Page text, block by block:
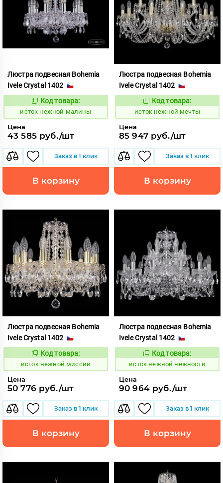
Люстра подвесная Bohemia
Ivele Crystal 1402
Код:
586171
Код товара:
исток нежной малины
Цена
43 585 руб./шт
Заказ в 1 клик
В корзину
Люстра подвесная Bohemia
Ivele Crystal 1402
Код:
586176
Код товара:
исток нежной мечты
Цена
85 947 руб./шт
Заказ в 1 клик
В корзину
Люстра подвесная Bohemia
Ivele Crystal 1402
Код:
586177
Код товара:
исток нежной миссии
Цена
50 776 руб./шт
Заказ в 1 клик
В корзину
Люстра подвесная Bohemia
Ivele Crystal 1402
Код:
586183
Код товара:
исток нежной нежности
Цена
90 964 руб./шт
Заказ в 1 клик
В корзину